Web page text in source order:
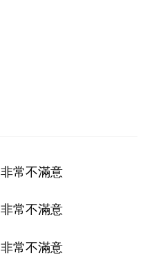
非常不滿意
非常不滿意
非常不滿意